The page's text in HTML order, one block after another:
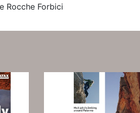
Rocche Forbici